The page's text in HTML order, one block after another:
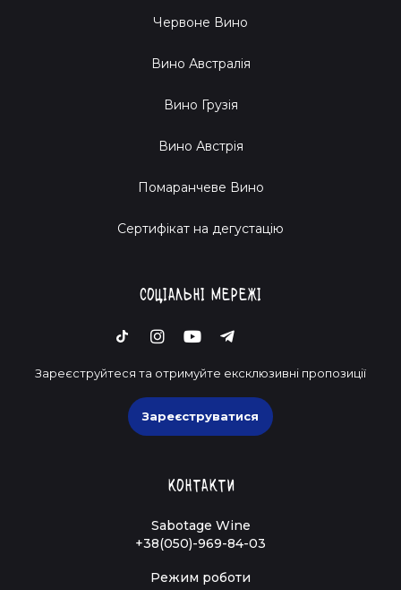
Червоне Вино
Вино Австралія
Вино Грузія
Вино Австрія
Помаранчеве Вино
Cертифікат на дегустацію
Соціальні мережі
Зареєструйтеся та отримуйте ексклюзивні пропозиції
Зареєструватися
Контакти
Sabotage Wine
+38(050)-969-84-03
Режим роботи